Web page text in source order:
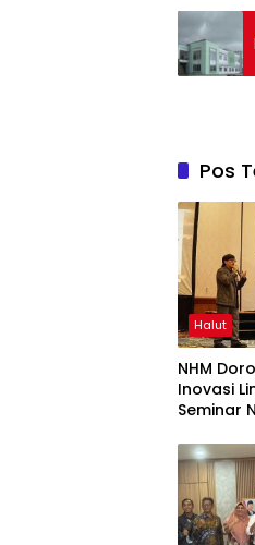
Pos
Halut
NHM
Inovasi
Seminar